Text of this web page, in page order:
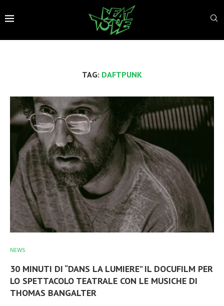
TAG: DAFTPUNK
NEWS
30 MINUTI DI “DANS LA LUMIERE” IL DOCUFILM PER
LO SPETTACOLO TEATRALE CON LE MUSICHE DI
THOMAS BANGALTER